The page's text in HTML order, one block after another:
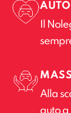
Il
Alla
auto